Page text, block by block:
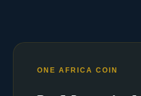
ONE AFRICA COIN